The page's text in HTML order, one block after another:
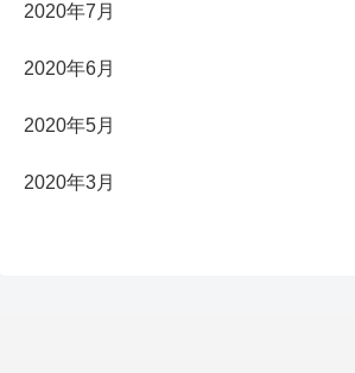
2020年7月
2020年6月
2020年5月
2020年3月